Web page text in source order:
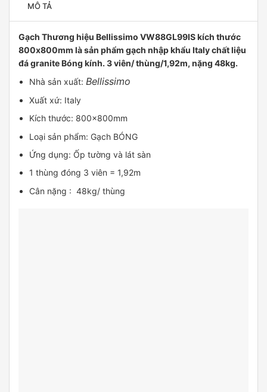
MÔ TẢ
Gạch Thương hiệu Bellissimo VW88GL99IS kích thước
800x800mm là sản phẩm gạch nhập khẩu Italy chất liệu
đá granite Bóng kính. 3 viên/ thùng/1,92m, nặng 48kg.
Nhà sản xuất: Bellissimo
Xuất xứ: Italy
Kích thước: 800x800mm
Loại sản phẩm: Gạch BÓNG
Ứng dụng: Ốp tường và lát sàn
1 thùng đóng 3 viên = 1,92m
Cân nặng : 48kg/ thùng